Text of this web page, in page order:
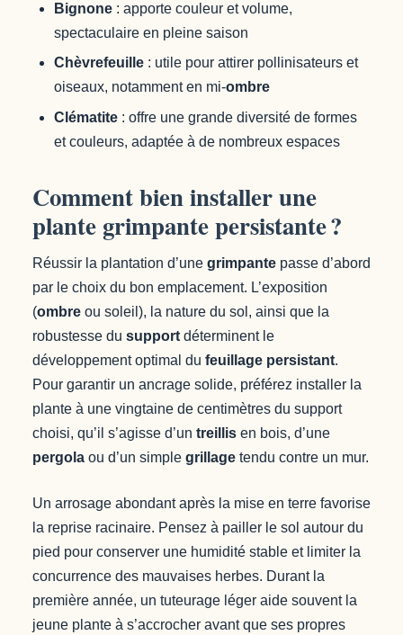
Bignone : apporte couleur et volume,
spectaculaire en pleine saison
Chèvrefeuille : utile pour attirer pollinisateurs et
oiseaux, notamment en mi-ombre
Clématite : offre une grande diversité de formes
et couleurs, adaptée à de nombreux espaces
Comment bien installer une
plante grimpante persistante ?
Réussir la plantation d’une grimpante passe d’abord
par le choix du bon emplacement. L’exposition
(ombre ou soleil), la nature du sol, ainsi que la
robustesse du support déterminent le
développement optimal du feuillage persistant.
Pour garantir un ancrage solide, préférez installer la
plante à une vingtaine de centimètres du support
choisi, qu’il s’agisse d’un treillis en bois, d’une
pergola ou d’un simple grillage tendu contre un mur.
Un arrosage abondant après la mise en terre favorise
la reprise racinaire. Pensez à pailler le sol autour du
pied pour conserver une humidité stable et limiter la
concurrence des mauvaises herbes. Durant la
première année, un tuteurage léger aide souvent la
jeune plante à s’accrocher avant que ses propres